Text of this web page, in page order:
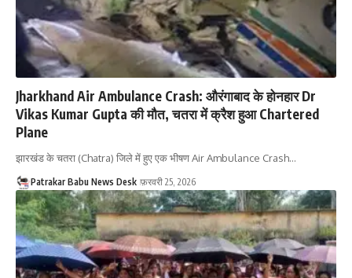
Jharkhand Air Ambulance Crash: औरंगाबाद के होनहार Dr
Vikas Kumar Gupta की मौत, चतरा में क्रैश हुआ Chartered
Plane
झारखंड के चतरा (Chatra) जिले में हुए एक भीषण Air Ambulance Crash…
Patrakar Babu News Desk फ़रवरी 25, 2026